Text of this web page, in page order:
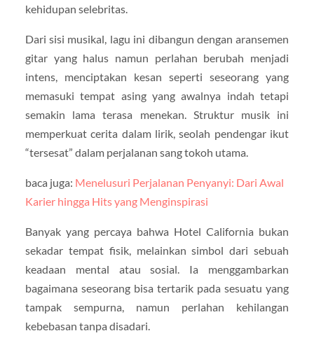
kehidupan selebritas.
Dari sisi musikal, lagu ini dibangun dengan aransemen
gitar yang halus namun perlahan berubah menjadi
intens, menciptakan kesan seperti seseorang yang
memasuki tempat asing yang awalnya indah tetapi
semakin lama terasa menekan. Struktur musik ini
memperkuat cerita dalam lirik, seolah pendengar ikut
“tersesat” dalam perjalanan sang tokoh utama.
baca juga: Menelusuri Perjalanan Penyanyi: Dari Awal
Karier hingga Hits yang Menginspirasi
Banyak yang percaya bahwa Hotel California bukan
sekadar tempat fisik, melainkan simbol dari sebuah
keadaan mental atau sosial. Ia menggambarkan
bagaimana seseorang bisa tertarik pada sesuatu yang
tampak sempurna, namun perlahan kehilangan
kebebasan tanpa disadari.